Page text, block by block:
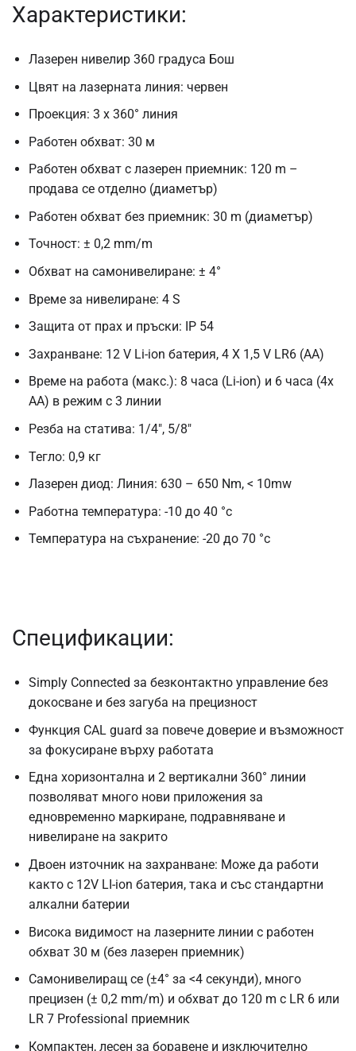
Характеристики:
Лазерен нивелир 360 градуса Бош
Цвят на лазерната линия: червен
Проекция: 3 x 360° линия
Работен обхват: 30 м
Работен обхват с лазерен приемник: 120 m –
продава се отделно (диаметър)
Работен обхват без приемник: 30 m (диаметър)
Точност: ± 0,2 mm/m
Обхват на самонивелиране: ± 4°
Време за нивелиране: 4 S
Защита от прах и пръски: IP 54
Захранване: 12 V Li-ion батерия, 4 X 1,5 V LR6 (AA)
Време на работа (макс.): 8 часа (Li-ion) и 6 часа (4x
AA) в режим с 3 линии
Резба на статива: 1/4″, 5/8″
Тегло: 0,9 кг
Лазерен диод: Линия: 630 – 650 Nm, < 10mw
Работна температура: -10 до 40 °c
Температура на съхранение: -20 до 70 °c
Спецификации:
Simply Connected за безконтактно управление без
докосване и без загуба на прецизност
Функция CAL guard за повече доверие и възможност
за фокусиране върху работата
Една хоризонтална и 2 вертикални 360° линии
позволяват много нови приложения за
едновременно маркиране, подравняване и
нивелиране на закрито
Двоен източник на захранване: Може да работи
както с 12V LI-ion батерия, така и със стандартни
алкални батерии
Висока видимост на лазерните линии с работен
обхват 30 м (без лазерен приемник)
Самонивелиращ се (±4° за <4 секунди), много
прецизен (± 0,2 mm/m) и обхват до 120 m с LR 6 или
LR 7 Professional приемник
Компактен, лесен за боравене и изключително